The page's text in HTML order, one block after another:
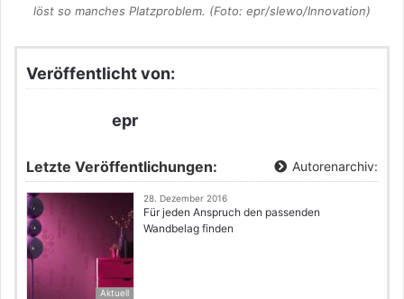
löst so manches Platzproblem. (Foto: epr/slewo/Innovation)
Veröffentlicht von:
epr
Letzte Veröffentlichungen: Autorenarchiv:
Aktuell
28. Dezember 2016
Für jeden Anspruch den passenden
Wandbelag finden